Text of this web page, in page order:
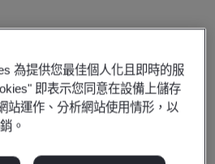
Co.,
為提供您最佳個人化且即時的服
即表示您同意在設備上儲存
站運作、分析網站使用情形，以
。